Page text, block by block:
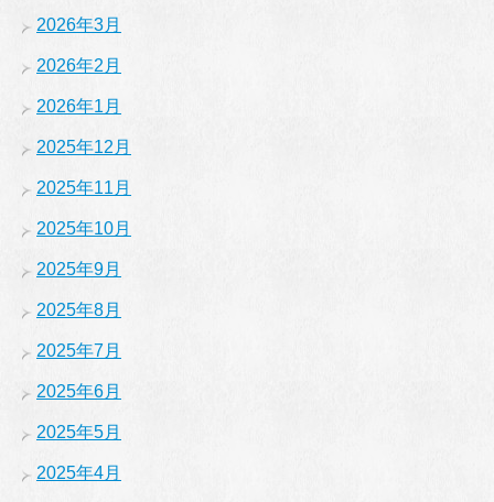
2026年3月
2026年2月
2026年1月
2025年12月
2025年11月
2025年10月
2025年9月
2025年8月
2025年7月
2025年6月
2025年5月
2025年4月